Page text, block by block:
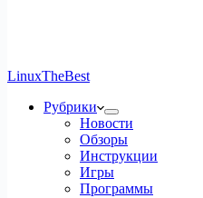
LinuxTheBest
Рубрики
Новости
Обзоры
Инструкции
Игры
Программы